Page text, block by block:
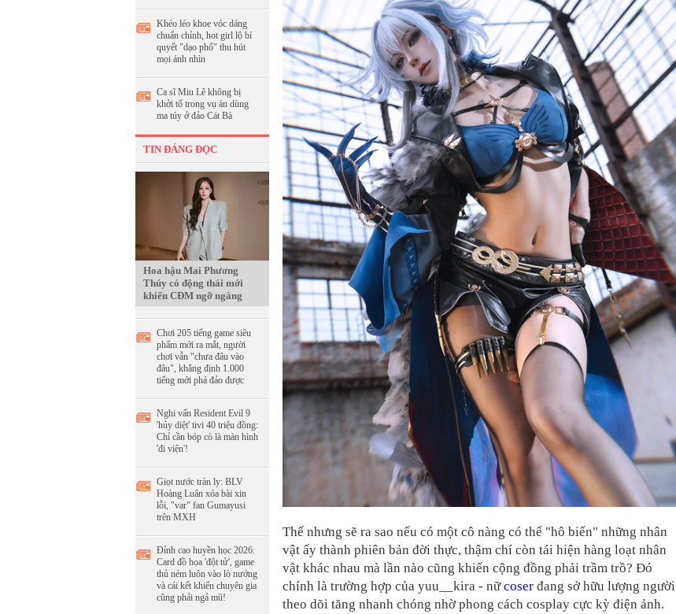
Khéo léo khoe vóc dáng
chuẩn chỉnh, hot girl lộ bí
quyết "dạo phố" thu hút
mọi ánh nhìn
Ca sĩ Miu Lê không bị
khởi tố trong vụ án dùng
ma túy ở đảo Cát Bà
TIN ĐÁNG ĐỌC
Hoa hậu Mai Phương
Thúy có động thái mới
khiến CĐM ngỡ ngàng
Chơi 205 tiếng game siêu
phẩm mới ra mắt, người
chơi vẫn "chưa đâu vào
đâu", khẳng định 1.000
tiếng mới phá đảo được
Nghi vấn Resident Evil 9
'hủy diệt' tivi 40 triệu đồng:
Chỉ cần bóp cò là màn hình
'đi viện'!
Giọt nước tràn ly: BLV
Hoàng Luân xóa bài xin
lỗi, "var" fan Gumayusi
trên MXH
Đỉnh cao huyền học 2026:
Card đồ họa 'đột tử', game
thủ ném luôn vào lò nướng
và cái kết khiến chuyên gia
cũng phải ngả mũ!
Thế nhưng sẽ ra sao nếu có một cô nàng có thể "hô biến" những nhân
vật ấy thành phiên bản đời thực, thậm chí còn tái hiện hàng loạt nhân
vật khác nhau mà lần nào cũng khiến cộng đồng phải trầm trồ? Đó
chính là trường hợp của yuu__kira - nữcoser đang sở hữu lượng người
theo dõi tăng nhanh chóng nhờ phong cách cosplay cực kỳ điện ảnh.